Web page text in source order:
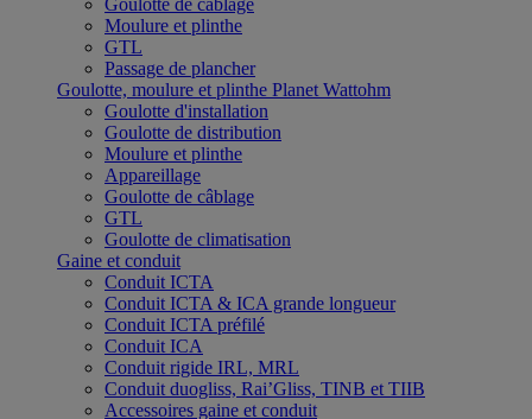
Goulotte de câblage
Moulure et plinthe
GTL
Passage de plancher
Goulotte, moulure et plinthe Planet Wattohm
Goulotte d'installation
Goulotte de distribution
Moulure et plinthe
Appareillage
Goulotte de câblage
GTL
Goulotte de climatisation
Gaine et conduit
Conduit ICTA
Conduit ICTA & ICA grande longueur
Conduit ICTA préfilé
Conduit ICA
Conduit rigide IRL, MRL
Conduit duogliss, Rai’Gliss, TINB et TIIB
Accessoires gaine et conduit